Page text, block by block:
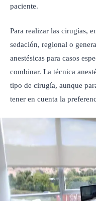
paciente.
Para realizar las cirugías,
sedación, regional o
anestésicas para casos
combinar. La técnica
tipo de cirugía, aunque
tener en cuenta la